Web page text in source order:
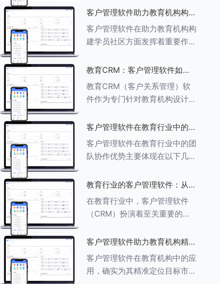
促进家校合作的关键。以下将详
细探讨如何通过教育行业的客户
管理软件来提升家长的参与度。
###
客户管理软件助力教育机构构建
学员社区
客户管理软件在助力教育机构构
建学员社区方面发挥着重要作
述其助力作用： ###一、学员
信息管理 客户管理软件具备强
大的学员信息管理功能，能够集
中存储
教育CRM：客户管理软件如何
增强教育品牌影响力
教育CRM（客户关系管理）软
件作为专门针对教育机构设计的
影响力方面发挥着重要作用。以
下详细分析教育CRM软件如何
助力提升教育品牌影响力：
###一、
客户管理软件在教育行业中的团
队协作优势
客户管理软件在教育行业中的团
队协作优势主要体现在以下几个
与共享 客户管理软件作为强大
的信息存储库，能够整合并记录
学生的基本信息（如姓名、年
龄、联
教育行业的客户管理软件：从招
生到毕业的全方位管理
在教育行业中，客户管理软件
（CRM）扮演着至关重要的角
全方位管理，提升教育机构的管
理效率和学员满意度。以下是一
些适合教育行业的CRM软件及
其功能特点：
客户管理软件助力教育机构精准
定位目标市场
客户管理软件在教育机构中的应
用，确实为其精准定位目标市场